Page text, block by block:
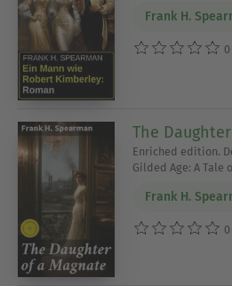
Frank H.
The
Enriched edition.
Gilded Age: A Tale
Frank H.